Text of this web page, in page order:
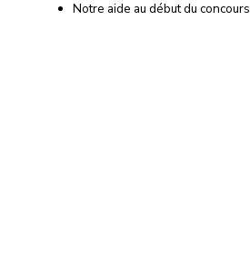
Notre aide au début du concours